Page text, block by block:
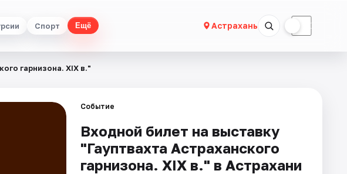
Спорт Ещё Астрахань ☾
гарнизона. XIX в."
Событие
Входной билет на выставку
"Гауптвахта Астраханского
гарнизона. XIX в." в Астрахани